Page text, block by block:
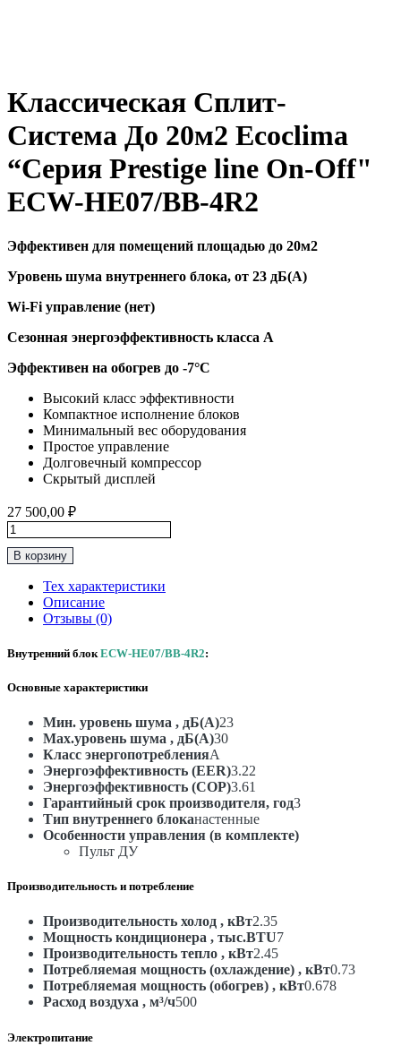
Классическая Сплит-
Система До 20м2 Ecoclima
“Серия Prestige line On-Off"
ECW-HE07/BB-4R2
Эффективен для помещений площадью до 20м2
Уровень шума внутреннего блока, от 23 дБ(А)
Wi-Fi управление (нет)
Сезонная энергоэффективность класса А
Эффективен на обогрев до -7°C
Высокий класс эффективности
Компактное исполнение блоков
Минимальный вес оборудования
Простое управление
Долговечный компрессор
Скрытый дисплей
27 500,00 ₽
Количество
товара
Классическая
Система
20м2
“Серия
line
Off"
ECW-
HE07/BB-
4R2
В корзину
Тех характеристики
Описание
Отзывы (0)
Внутренний блок ECW-HE07/BB-4R2:
Основные характеристики
Мин. уровень шума , дБ(А)23
Max.уровень шума , дБ(А)30
Класс энергопотребленияA
Энергоэффективность (EER)3.22
Энергоэффективность (COP)3.61
Гарантийный срок производителя, год3
Тип внутреннего блоканастенные
Особенности управления (в комплекте)
Пульт ДУ
Производительность и потребление
Производительность холод , кВт2.35
Мощность кондиционера , тыс.BTU7
Производительность тепло , кВт2.45
Потребляемая мощность (охлаждение) , кВт0.73
Потребляемая мощность (обогрев) , кВт0.678
Расход воздуха , м³/ч500
Электропитание